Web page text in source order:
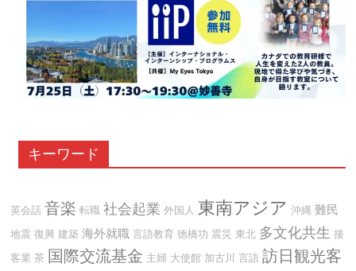
キーワード
英会話 音楽 転職 社会起業 外国人 東南アジア 沖縄 難民
地震 復興 建築 海外就職 言語教育 徳橋功 震災 東北 多文化共生 接
客業 茶 国際交流基金 主婦 大使館 加古川 言語 訪日観光客